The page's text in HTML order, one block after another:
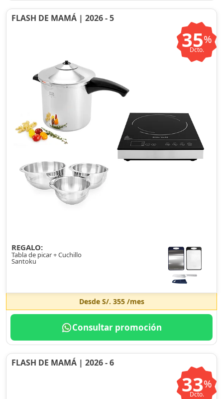
FLASH DE MAMÁ | 2026 - 5
35%
Dcto.
REGALO:
Tabla de picar + Cuchillo
Santoku
Desde S/. 355/mes
Consultar promoción
FLASH DE MAMÁ | 2026 - 6
33%
Dcto.